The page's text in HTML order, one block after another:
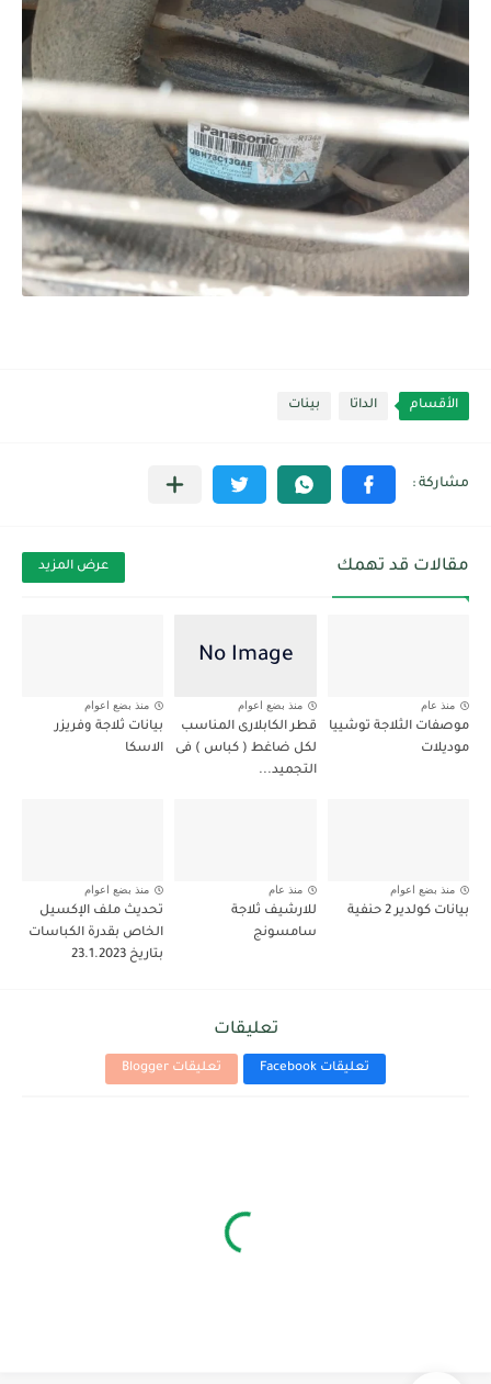
الأقسام الداتا بينات
مقالات قد تهمك عرض المزيد
منذ عام
موصفات الثلاجة توشييا
موديلات
منذ بضع اعوام
قطر الكابلارى المناسب
لكل ضاغط ( كباس ) فى
التجميد...
منذ بضع اعوام
بيانات ثلاجة وفريزر
الاسكا
منذ بضع اعوام
بيانات كولدير 2 حنفية
منذ عام
للارشيف ثلاجة
سامسونج
منذ بضع اعوام
تحديث ملف الإكسيل
الخاص بقدرة الكباسات
بتاريخ 23.1.2023
تعليقات
تعليقات Facebook تعليقات Blogger